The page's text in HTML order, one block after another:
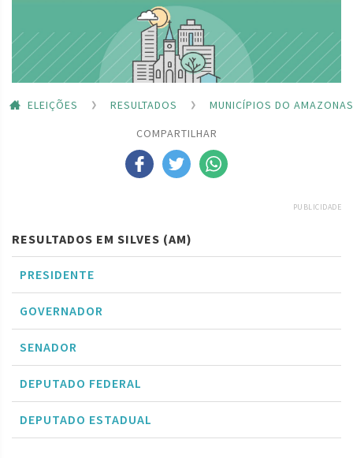
ELEIÇÕES RESULTADOS
MUNICÍPIOS DO AMAZONAS
COMPARTILHAR
PUBLICIDADE
RESULTADOS EM SILVES (AM)
PRESIDENTE
GOVERNADOR
SENADOR
DEPUTADO FEDERAL
DEPUTADO ESTADUAL